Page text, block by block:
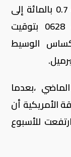
وقفز خام القياس العالمي مزيج برنت 0.7 بالمائة إلى
56.39 دولار للبرميل بحلول الساعة 0628 بتوقيت
الوسيط
،بعدما
الأمريكية أن
للأسبوع